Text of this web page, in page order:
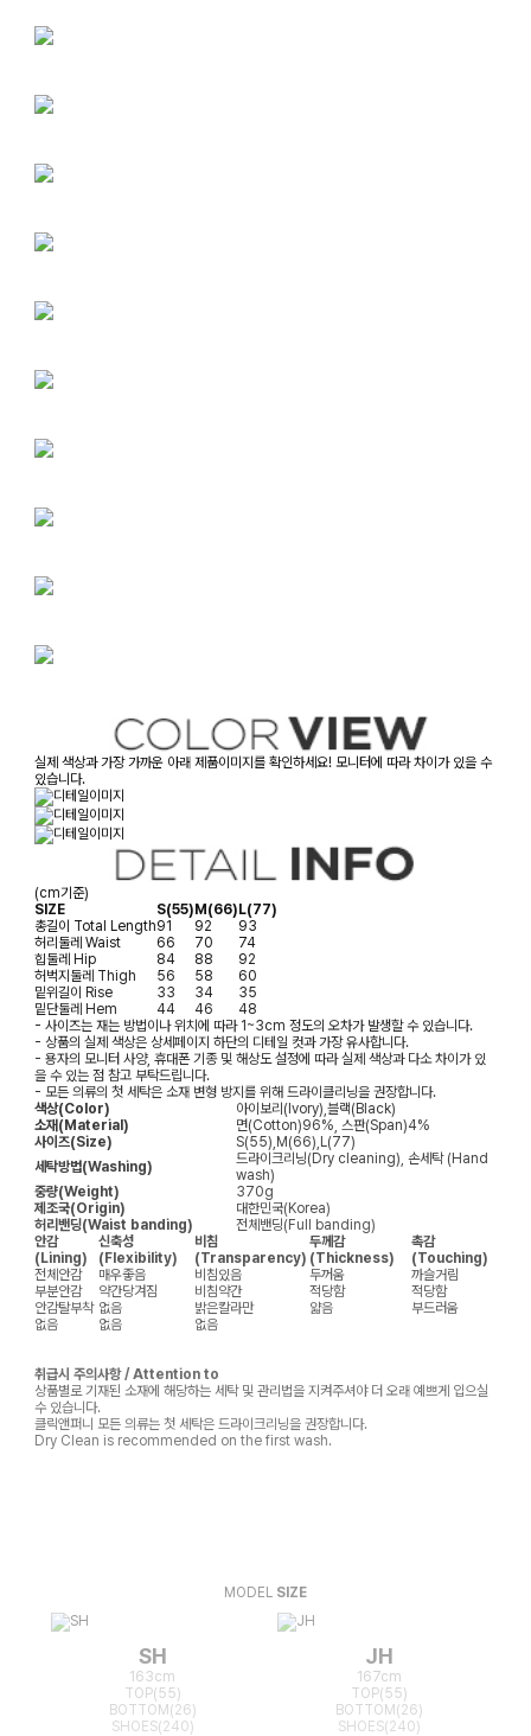
실제 색상과 가장 가까운 아래 제품이미지를 확인하세요! 모니터에 따라 차이가 있을 수
있습니다.
(cm기준)
SIZE
S(55)M(66)L(77)
총길이 Total Length91 92
93
허리둘레 Waist 66 70
74
힙둘레 Hip 84 88
92
허벅지둘레 Thigh 56 58
60
밑위길이 Rise 33 34
35
밑단둘레 Hem 44 46
48
- 사이즈는 재는 방법이나 위치에 따라 1~3cm 정도의 오차가 발생할 수 있습니다.
- 상품의 실제 색상은 상세페이지 하단의 디테일 컷과 가장 유사합니다.
- 용자의 모니터 사양, 휴대폰 기종 및 해상도 설정에 따라 실제 색상과 다소 차이가 있
을 수 있는 점 참고 부탁드립니다.
- 모든 의류의 첫 세탁은 소재 변형 방지를 위해 드라이클리닝을 권장합니다.
색상(Color)
아이보리(Ivory),블랙(Black)
소재(Material)
면(Cotton)96%, 스판(Span)4%
사이즈(Size)
S(55),M(66),L(77)
세탁방법(Washing)
드라이크리닝(Dry cleaning), 손세탁 (Hand
wash)
중량(Weight)
370g
제조국(Origin)
대한민국(Korea)
허리밴딩(Waist banding)
전체밴딩(Full banding)
안감
(Lining)
신축성
(Flexibility)
비침
(Transparency)
두께감
(Thickness)
촉감
(Touching)
전체안감
매우좋음 비침있음 두꺼움
까슬거림
부분안감
약간당겨짐 비침약간 적당함
적당함
안감탈부착 없음 밝은칼라만 얇음
부드러움
없음
없음 없음
취급시 주의사항 / Attention to
상품별로 기재된 소재에 해당하는 세탁 및 관리법을 지켜주셔야 더 오래 예쁘게 입으실
수 있습니다.
클릭앤퍼니 모든 의류는 첫 세탁은 드라이크리닝을 권장합니다.
Dry Clean is recommended on the first wash.
MODEL SIZE
SH
163cm
TOP(55)
BOTTOM(26)
SHOES(240)
JH
167cm
TOP(55)
BOTTOM(26)
SHOES(240)